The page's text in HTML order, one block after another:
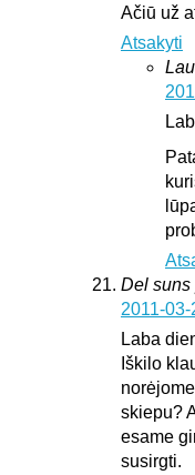
Ačiū už
Atsakyti
Del suns
2011-
Laba
Iškilo
skiepu?
esame
susirgti.